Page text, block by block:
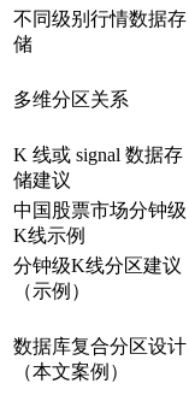
不同级别行情数据存
储
多维分区关系
K 线或 signal 数据存
储建议
中国股票市场分钟级
K线示例
分钟级K线分区建议
（示例）
数据库复合分区设计
（本文案例）